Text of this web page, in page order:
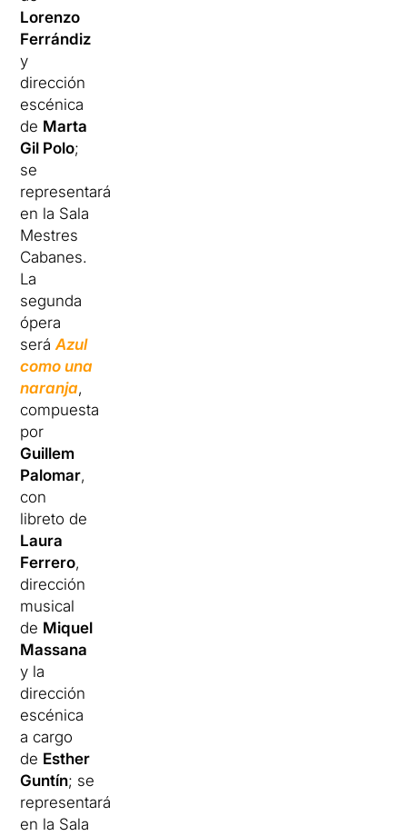
Lorenzo
Ferrándiz
y
dirección
escénica
de Marta
Gil Polo;
se
representará
en la Sala
Mestres
Cabanes.
La
segunda
ópera
seráAzul
como una
naranja,
compuesta
por
Guillem
Palomar,
con
libreto de
Laura
Ferrero,
dirección
musical
de Miquel
Massana
y la
dirección
escénica
a cargo
de Esther
Guntín; se
representará
en la Sala